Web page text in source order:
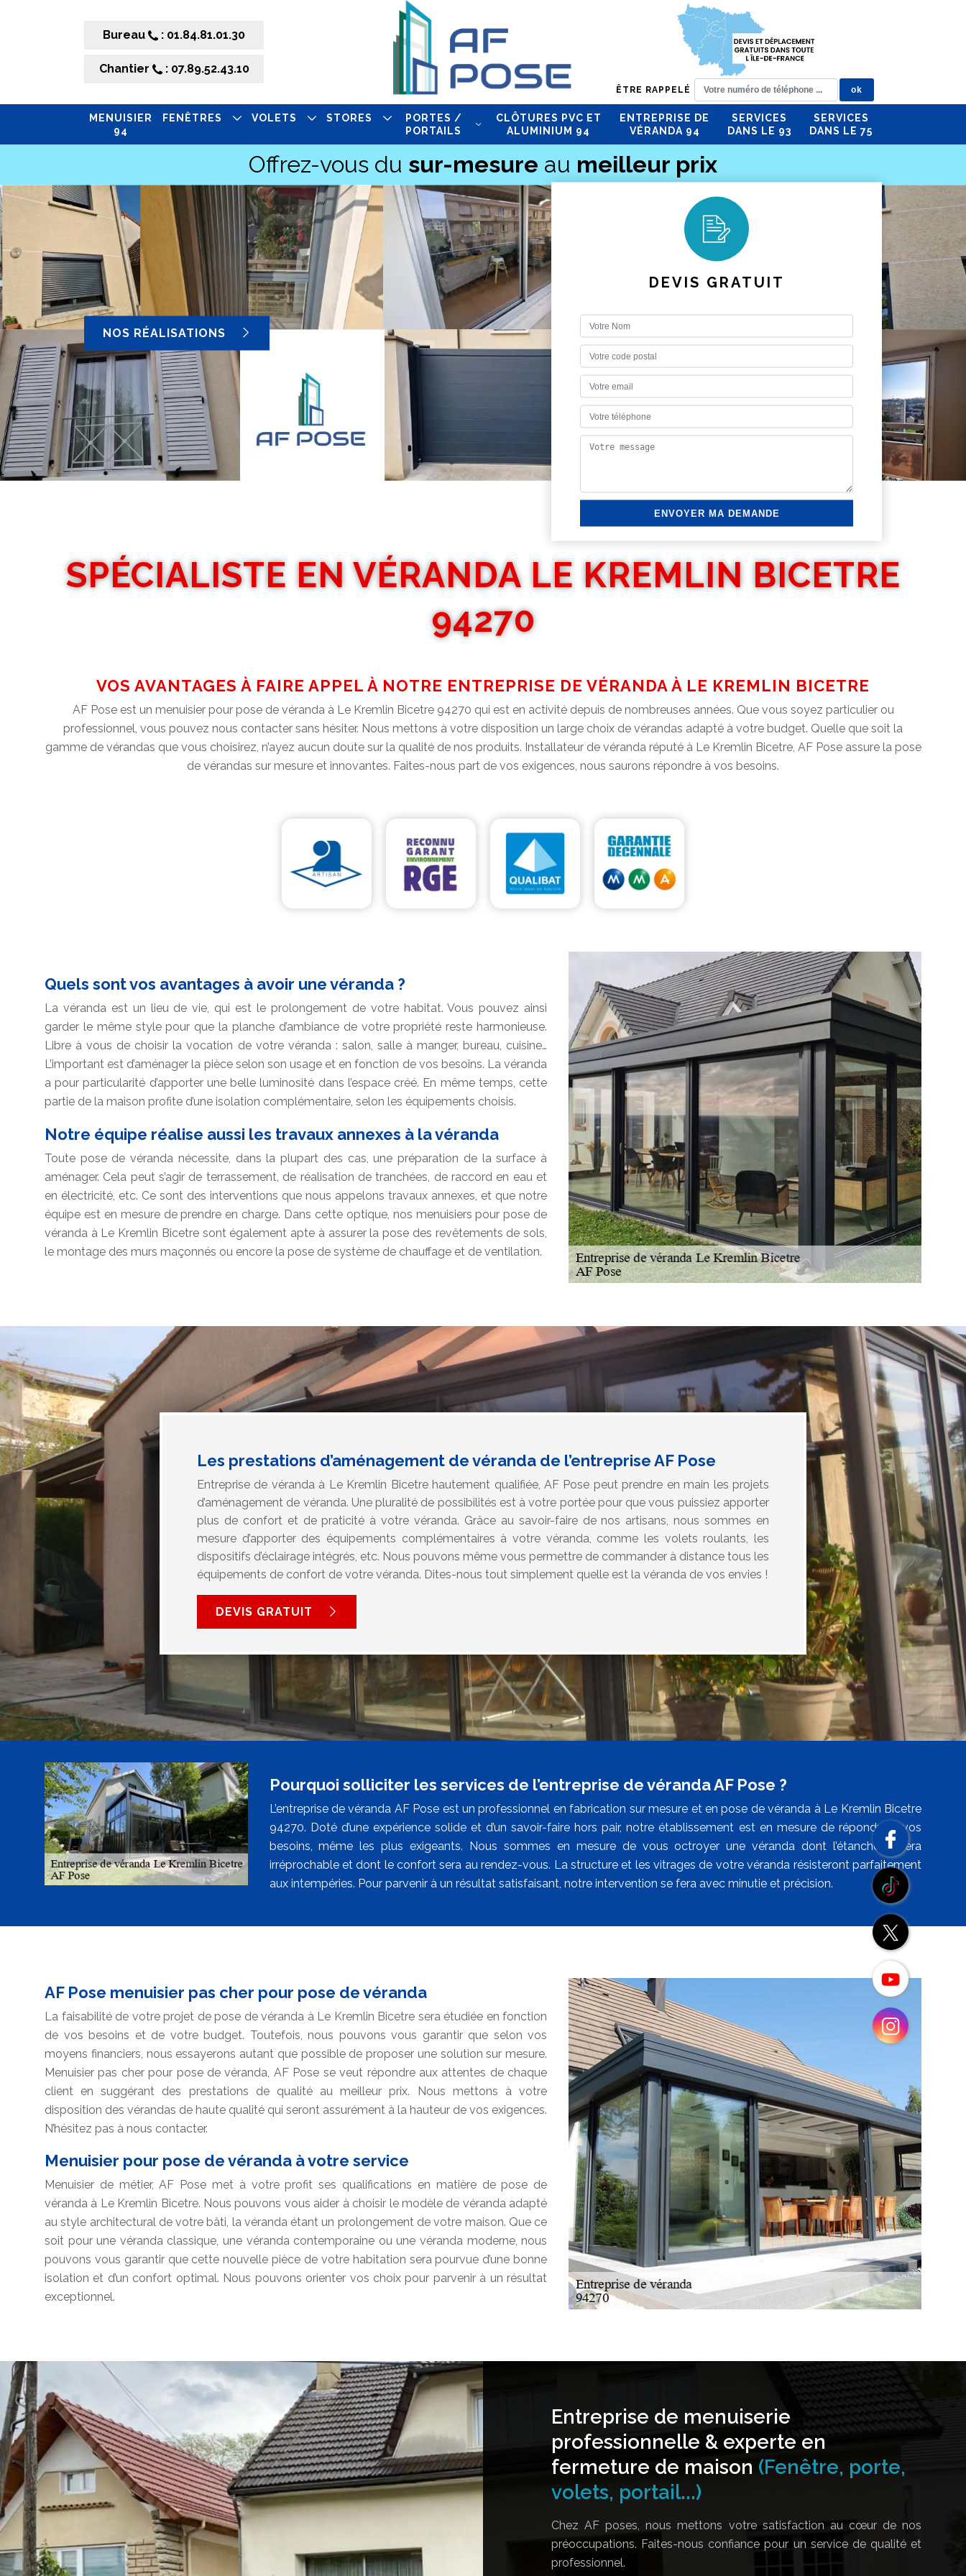
Bureau : 01.84.81.01.30
Chantier : 07.89.52.43.10
ÊTRE RAPPELÉ
MENUISIER
94
FENÊTRES VOLETS STORES
PORTES /
PORTAILS
CLÔTURES PVC ET
ALUMINIUM 94
ENTREPRISE DE
VÉRANDA 94
SERVICES
DANS LE 93
SERVICES
DANS LE 75
Offrez-vous du sur-mesure au meilleur prix
NOS RÉALISATIONS
DEVIS GRATUIT
SPÉCIALISTE EN VÉRANDA LE KREMLIN BICETRE
94270
VOS AVANTAGES À FAIRE APPEL À NOTRE ENTREPRISE DE VÉRANDA À LE KREMLIN BICETRE
AF Pose est un menuisier pour pose de véranda à Le Kremlin Bicetre 94270 qui est en activité depuis de nombreuses années. Que vous soyez particulier ou
professionnel, vous pouvez nous contacter sans hésiter. Nous mettons à votre disposition un large choix de vérandas adapté à votre budget. Quelle que soit la
gamme de vérandas que vous choisirez, n’ayez aucun doute sur la qualité de nos produits. Installateur de véranda réputé à Le Kremlin Bicetre, AF Pose assure la pose
de vérandas sur mesure et innovantes. Faites-nous part de vos exigences, nous saurons répondre à vos besoins.
Quels sont vos avantages à avoir une véranda ?
La véranda est un lieu de vie, qui est le prolongement de votre habitat. Vous pouvez ainsi
garder le même style pour que la planche d’ambiance de votre propriété reste harmonieuse.
Libre à vous de choisir la vocation de votre véranda : salon, salle à manger, bureau, cuisine…
L’important est d’aménager la pièce selon son usage et en fonction de vos besoins. La véranda
a pour particularité d’apporter une belle luminosité dans l’espace créé. En même temps, cette
partie de la maison profite d’une isolation complémentaire, selon les équipements choisis.
Notre équipe réalise aussi les travaux annexes à la véranda
Toute pose de véranda nécessite, dans la plupart des cas, une préparation de la surface à
aménager. Cela peut s’agir de terrassement, de réalisation de tranchées, de raccord en eau et
en électricité, etc. Ce sont des interventions que nous appelons travaux annexes, et que notre
équipe est en mesure de prendre en charge. Dans cette optique, nos menuisiers pour pose de
véranda à Le Kremlin Bicetre sont également apte à assurer la pose des revêtements de sols,
le montage des murs maçonnés ou encore la pose de système de chauffage et de ventilation.
Les prestations d’aménagement de véranda de l’entreprise AF Pose
Entreprise de véranda à Le Kremlin Bicetre hautement qualifiée, AF Pose peut prendre en main les projets
d’aménagement de véranda. Une pluralité de possibilités est à votre portée pour que vous puissiez apporter
plus de confort et de praticité à votre véranda. Grâce au savoir-faire de nos artisans, nous sommes en
mesure d’apporter des équipements complémentaires à votre véranda, comme les volets roulants, les
dispositifs d’éclairage intégrés, etc. Nous pouvons même vous permettre de commander à distance tous les
équipements de confort de votre véranda. Dites-nous tout simplement quelle est la véranda de vos envies !
DEVIS GRATUIT
Pourquoi solliciter les services de l’entreprise de véranda AF Pose ?
L’entreprise de véranda AF Pose est un professionnel en fabrication sur mesure et en pose de véranda à Le Kremlin Bicetre
94270. Doté d’une expérience solide et d’un savoir-faire hors pair, notre établissement est en mesure de répondre à vos
besoins, même les plus exigeants. Nous sommes en mesure de vous octroyer une véranda dont l’étanchéité sera
irréprochable et dont le confort sera au rendez-vous. La structure et les vitrages de votre véranda résisteront parfaitement
aux intempéries. Pour parvenir à un résultat satisfaisant, notre intervention se fera avec minutie et précision.
AF Pose menuisier pas cher pour pose de véranda
La faisabilité de votre projet de pose de véranda à Le Kremlin Bicetre sera étudiée en fonction
de vos besoins et de votre budget. Toutefois, nous pouvons vous garantir que selon vos
moyens financiers, nous essayerons autant que possible de proposer une solution sur mesure.
Menuisier pas cher pour pose de véranda, AF Pose se veut répondre aux attentes de chaque
client en suggérant des prestations de qualité au meilleur prix. Nous mettons à votre
disposition des vérandas de haute qualité qui seront assurément à la hauteur de vos exigences.
N’hésitez pas à nous contacter.
Menuisier pour pose de véranda à votre service
Menuisier de métier, AF Pose met à votre profit ses qualifications en matière de pose de
véranda à Le Kremlin Bicetre. Nous pouvons vous aider à choisir le modèle de véranda adapté
au style architectural de votre bâti, la véranda étant un prolongement de votre maison. Que ce
soit pour une véranda classique, une véranda contemporaine ou une véranda moderne, nous
pouvons vous garantir que cette nouvelle pièce de votre habitation sera pourvue d’une bonne
isolation et d’un confort optimal. Nous pouvons orienter vos choix pour parvenir à un résultat
exceptionnel.
Entreprise de menuiserie
professionnelle & experte en
fermeture de maison (Fenêtre, porte,
volets, portail...)
Chez AF poses, nous mettons votre satisfaction au cœur de nos
préoccupations. Faites-nous confiance pour un service de qualité et
professionnel.